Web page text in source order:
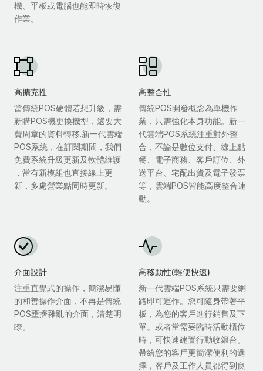
機、平板或電腦也能即時恢復
作業。
高擴充性
當傳統POS硬體若想升級，需
新購POS機更換機型，還要大
費周章的資料轉移.新一代雲端
POS系統，在訂閱期間，我們
免費系統升級更新及軟體維護
，當有新模組也直接線上更
新，多處營業點同時更新。
高整合性
傳統POS開發概念為單機作
業，只需強化本身功能。新一
代雲端POS系統注重對外整
合，不論是數位支付、線上點
餐、電子商務、客戶訂位、外
送平台、宅配出貨及電子發票
等，雲端POS皆能高度整合連
動。
介面設計
注重直覺式的操作，簡潔易懂
的和善操作介面，不再是傳統
POS壅擠雜亂的介面，清楚明
瞭。
高移動性(輕便快速)
新一代雲端POS系統只需要網
路即可運作。您可隨身帶著平
板，為您的客戶進行銷售及下
單。或者當需要臨時活動櫃位
時，可快速建置行動收銀台。
帶給您的客戶更簡潔便利的選
擇，客戶及工作人員都得到良